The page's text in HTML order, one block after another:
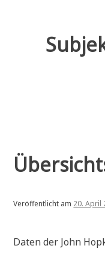
Veröffentlicht am 20. April
Daten der John